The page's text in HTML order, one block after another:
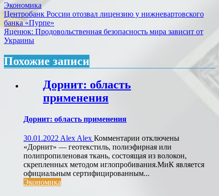
Экономика
Навигация
по
записям
Центробанк России отозвал лицензию у нижневартовского
банка «Пурпе»
Яценюк: Продовольственная безопасность мира зависит от
Украины
Похожие записи
Дорнит: область
применения
Дорнит: область применения
30.01.2022 Alex Alex Комментарии к
записи
Дорнит:
область
применения
отключены
«Дорнит» — геотекстиль, полиэфирная или
полипропиленовая ткань, состоящая из волокон,
скрепленных методом иглопробивания.МиК является
официальным сертифицированным...
Экономика